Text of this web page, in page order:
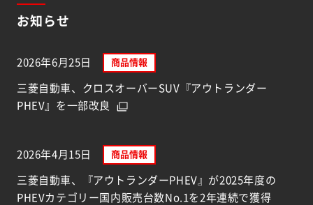
お知らせ
2026年6月25日 商品情報
三菱自動車、クロスオーバーSUV『アウトランダー
PHEV』を一部改良
2026年4月15日 商品情報
三菱自動車、『アウトランダーPHEV』が2025年度の
PHEVカテゴリー国内販売台数No.1を2年連続で獲得